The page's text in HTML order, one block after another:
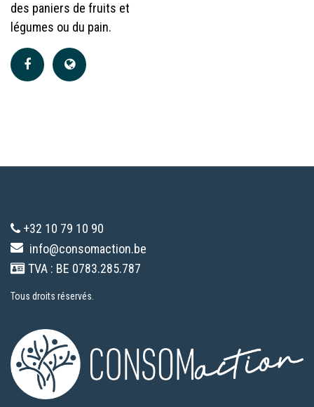
des paniers de fruits et
légumes ou du pain.
+32 10 79 10 90
info@consomaction.be
TVA : BE 0783.285.787
Tous droits réservés.